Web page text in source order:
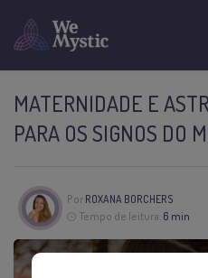
MATERNIDADE E
PARA OS SIGNOS DO
Por ROXANA BORCHERS
Tempo de leitura: 6 min